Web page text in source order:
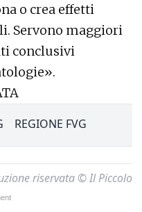
o crea effetti
Servono maggiori
conclusivi
REGIONE FVG
riservata © Il Piccolo